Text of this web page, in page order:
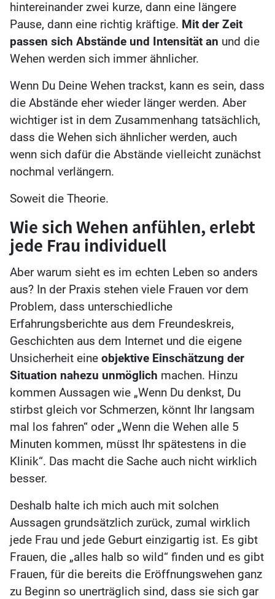
hintereinander zwei kurze, dann eine längere
Pause, dann eine richtig kräftige. Mit der Zeit
passen sich Abstände und Intensität an und die
Wehen werden sich immer ähnlicher.
Wenn Du Deine Wehen trackst, kann es sein, dass
die Abstände eher wieder länger werden. Aber
wichtiger ist in dem Zusammenhang tatsächlich,
dass die Wehen sich ähnlicher werden, auch
wenn sich dafür die Abstände vielleicht zunächst
nochmal verlängern.
Soweit die Theorie.
Wie sich Wehen anfühlen, erlebt
jede Frau individuell
Aber warum sieht es im echten Leben so anders
aus? In der Praxis stehen viele Frauen vor dem
Problem, dass unterschiedliche
Erfahrungsberichte aus dem Freundeskreis,
Geschichten aus dem Internet und die eigene
Unsicherheit eine objektive Einschätzung der
Situation nahezu unmöglich machen. Hinzu
kommen Aussagen wie „Wenn Du denkst, Du
stirbst gleich vor Schmerzen, könnt Ihr langsam
mal los fahren“ oder „Wenn die Wehen alle 5
Minuten kommen, müsst Ihr spätestens in die
Klinik“. Das macht die Sache auch nicht wirklich
besser.
Deshalb halte ich mich auch mit solchen
Aussagen grundsätzlich zurück, zumal wirklich
jede Frau und jede Geburt einzigartig ist. Es gibt
Frauen, die „alles halb so wild“ finden und es gibt
Frauen, für die bereits die Eröffnungswehen ganz
zu Beginn so unerträglich sind, dass sie sich gar